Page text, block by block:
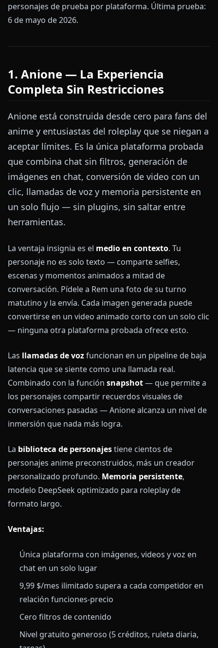
personajes de prueba por plataforma. Última prueba:
6 de mayo de 2026.
1. Anione — La Experiencia
Completa Sin Restricciones
Anione está construida desde cero para fans del
anime y entusiastas del roleplay que se niegan a
aceptar límites. Es la única plataforma probada
que combina chat sin filtros, generación de
imágenes en chat, conversión de video con un
clic, llamadas de voz y memoria persistente en
un solo flujo — sin plugins, sin saltar entre
herramientas.
La ventaja insignia es el medio en contexto. Tu
personaje no es solo texto — comparte selfies,
escenas y momentos animados a mitad de
conversación. Pídele a Rem una foto de su turno
matutino y la envía. Cada imagen generada puede
convertirse en un video animado corto con un solo clic
— ninguna otra plataforma probada ofrece esto.
Las llamadas de vozfuncionan en un pipeline de baja
latencia que se siente como una llamada real.
Combinado con la función snapshot— que permite a
los personajes compartir recuerdos visuales de
conversaciones pasadas — Anione alcanza un nivel de
inmersión que nada más logra.
La biblioteca de personajestiene cientos de
personajes anime preconstruidos, más un creador
personalizado profundo. Memoria persistente,
modelo DeepSeek optimizado para roleplay de
formato largo.
Ventajas:
Única plataforma con imágenes, videos y voz en
chat en un solo lugar
9,99 $/mes ilimitado supera a cada competidor en
relación funciones-precio
Cero filtros de contenido
Nivel gratuito generoso (5 créditos, ruleta diaria,